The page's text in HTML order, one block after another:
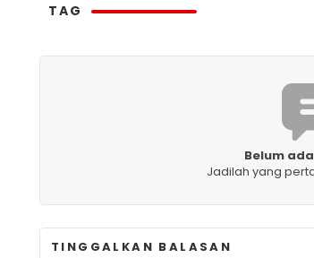
TAG
Belum
Jadilah yang
TINGGALKAN BALASAN